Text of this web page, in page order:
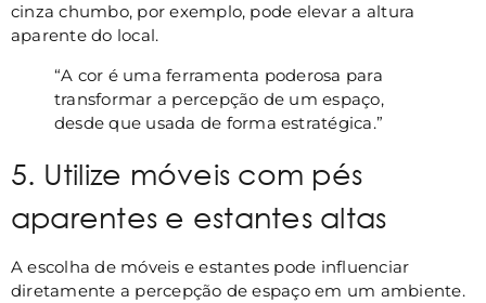
cinza chumbo, por exemplo, pode elevar a altura
aparente do local.
“A cor é uma ferramenta poderosa para
transformar a percepção de um espaço,
desde que usada de forma estratégica.”
5. Utilize móveis com pés
aparentes e estantes altas
A escolha de móveis e estantes pode influenciar
diretamente a percepção de espaço em um ambiente.